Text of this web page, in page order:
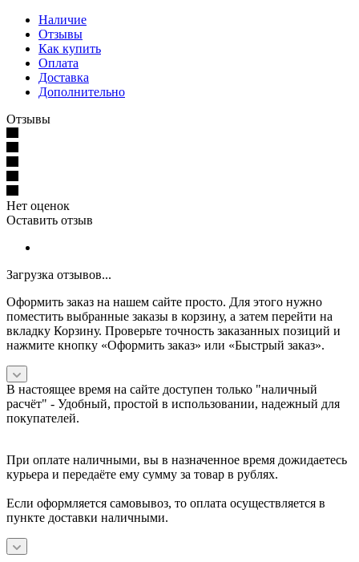
Наличие
Отзывы
Как купить
Оплата
Доставка
Дополнительно
Отзывы
Нет оценок
Оставить отзыв
Загрузка отзывов...
Оформить заказ на нашем сайте просто. Для этого нужно
поместить выбранные заказы в корзину, а затем перейти на
вкладку Корзину. Проверьте точность заказанных позиций и
нажмите кнопку «Оформить заказ» или «Быстрый заказ».
В настоящее время на сайте доступен только "наличный
расчёт" - Удобный, простой в использовании, надежный для
покупателей.
При оплате наличными, вы в назначенное время дожидаетесь
курьера и передаёте ему сумму за товар в рублях.
Если оформляется самовывоз, то оплата осуществляется в
пункте доставки наличными.